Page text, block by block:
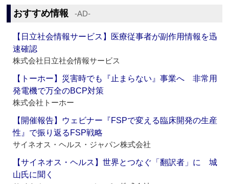
おすすめ情報 ‐AD‐
【日立社会情報サービス】医療従事者が副作用情報を迅
速確認
株式会社日立社会情報サービス
【トーホー】災害時でも『止まらない』事業へ 非常用
発電機で万全のBCP対策
株式会社トーホー
【開催報告】ウェビナー『FSPで変える臨床開発の生産
性』で振り返るFSP戦略
サイネオス・ヘルス・ジャパン株式会社
【サイネオス・ヘルス】世界とつなぐ「翻訳者」に 城
山氏に聞く